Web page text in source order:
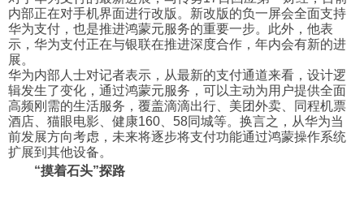
内部正在对手机界面进行改版。新改版的负一屏会全面支持
华为支付，也是推进鸿蒙元服务的重要一步。此外，他表
示，华为支付正在与银联在推进深度合作，年内会有新的进
展。
华为内部人士对记者表示，从最新的支付通道来看，设计逻
辑发生了变化，通过鸿蒙元服务，可以主动为用户提供全面
高频刚需的生活服务，覆盖滴滴出行、美团外卖、同程机票
酒店、猫眼电影、健康160、58同城等。换言之，从华为当
前发展方向考虑，未来将逐步将支付功能通过鸿蒙操作系统
扩展到其他设备。
“摸着石头”探路